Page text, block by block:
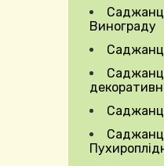
Винограду
Саджанці